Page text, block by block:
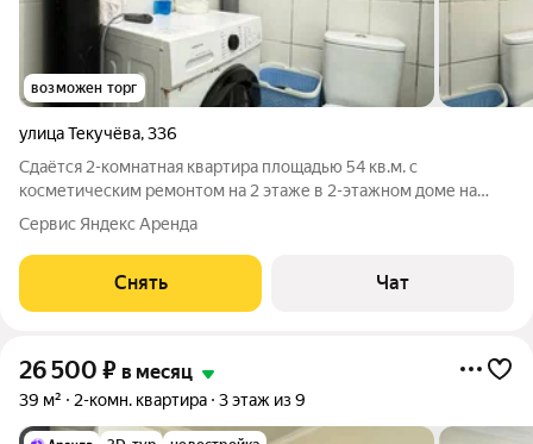
возможен торг
улица Текучёва,336
Сдаётся 2-комнатная квартира площадью 54 кв.м. с
косметическим ремонтом на 2 этаже в 2-этажном доме на
срок от 11 месяцев. Из техники есть: Телевизор Стиральная
машина Холодильник Бойлер Микроволновка Дом -
кирпичный, окна выходят во двор. Во
Сервис Яндекс Аренда
Снять Чат
26 500 ₽ в месяц
39 м² 2-комн. квартира 3 этаж из 9